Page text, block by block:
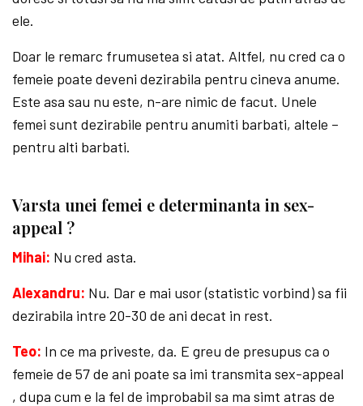
ele.
Doar le remarc frumusetea si atat. Altfel, nu cred ca o
femeie poate deveni dezirabila pentru cineva anume.
Este asa sau nu este, n-are nimic de facut. Unele
femei sunt dezirabile pentru anumiti barbati, altele –
pentru alti barbati.
Varsta unei femei e determinanta in sex-
appeal ?
Mihai: Nu cred asta.
Alexandru: Nu. Dar e mai usor (statistic vorbind) sa fii
dezirabila intre 20-30 de ani decat in rest.
Teo: In ce ma priveste, da. E greu de presupus ca o
femeie de 57 de ani poate sa imi transmita sex-appeal
, dupa cum e la fel de improbabil sa ma simt atras de